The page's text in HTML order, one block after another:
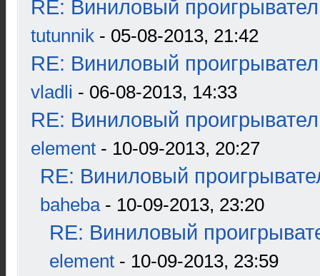
RE: Виниловый
tutunnik - 05-08-2013, 21:42
RE: Виниловый
vladli - 06-08-2013, 14:33
RE: Виниловый
element - 10-09-2013, 20:27
RE: Виниловый
baheba- 10-09-2013, 23:20
RE: Виниловый
element - 10-09-2013, 23:59